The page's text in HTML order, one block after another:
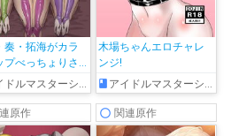
奏・拓海がカラ
プべっちょりさ
♥マスターシンデレラガールズ
木場ちゃんエロチャレ
ンジ!
アイドルマスターシンデレラガールズ
原作 関連原作